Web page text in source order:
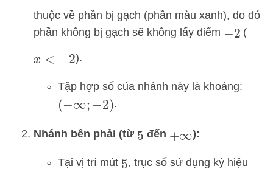
thuộc về phần bị gạch (phần màu xanh), do đó
phần không bị gạch sẽ không lấy điểm −2 (
x<− 2 ).
Tập hợp số của nhánh này là khoảng:
(−∞;− 2) .
Nhánh bên phải (từ 5 đến +∞ ):
Tại vị trí mút 5, trục số sử dụng ký hiệu